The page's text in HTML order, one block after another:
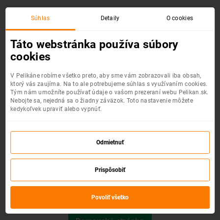
Chyba 404 :(
Požadovaná stránka nebola nájdená.
Súhlas Detaily O cookies
Táto webstránka používa súbory
cookies
V Pelikáne robíme všetko preto, aby sme vám zobrazovali iba obsah,
ktorý vás zaujíma. Na to ale potrebujeme súhlas s využívaním cookies.
Tým nám umožníte používať údaje o vašom prezeraní webu Pelikan.sk.
Nebojte sa, nejedná sa o žiadny záväzok. Toto nastavenie môžete
kedykoľvek upraviť alebo vypnúť.
Odmietnuť
Prispôsobiť
Povoliť všetko